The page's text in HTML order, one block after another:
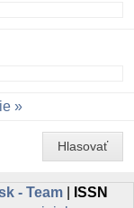
Hlasovať
- Team|
ISSN